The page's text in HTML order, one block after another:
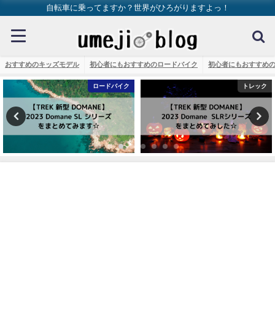
自転車に乗ってますか？世界がひろがりますよっ！
おすすめのキッズモデル 初心者にもおすすめのロードバイク 初心者にもおすすめ
ロードバイク トレック